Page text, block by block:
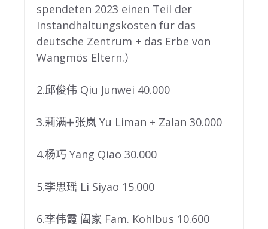
spendeten 2023 einen Teil der
Instandhaltungskosten für das
deutsche Zentrum + das Erbe von
Wangmös Eltern.）
2.邱俊伟 Qiu Junwei 40.000
3.莉满➕张岚 Yu Liman + Zalan 30.000
4.杨巧 Yang Qiao 30.000
5.李思瑶 Li Siyao 15.000
6.李伟霞 阖家 Fam. Kohlbus 10.600